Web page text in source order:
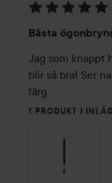
5
av
5
Bästa
Jag som knappt
blir så bra! Ser
färg
1 PRODUKT I